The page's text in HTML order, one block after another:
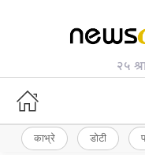
२५
काभ्रे डोटी